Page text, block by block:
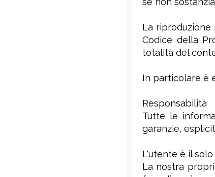
La
Codice della
totalità del
In particolare è
Responsabilità
Tutte le
garanzie,
L'utente è il
La nostra